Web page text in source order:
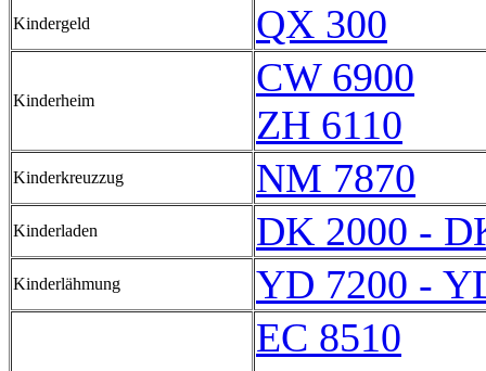
Kindergeld QX 300
Kinderheim
CW 6900
ZH 6110
Kinderkreuzzug NM 7870
Kinderladen DK 2000 -
Kinderlähmung YD 7200 -
EC 8510